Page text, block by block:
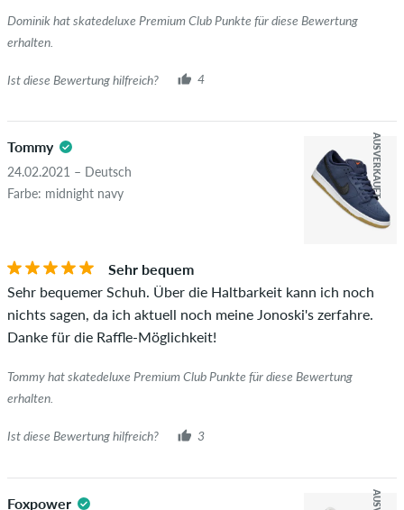
leider nicht garantieren, dass die Personen den Artikel
wirklich besitzen oder besessen haben.
Dominik hat skatedeluxe Premium Club Punkte für diese Bewertung
erhalten.
Ist diese Bewertung hilfreich? 4
Tommy
24.02.2021 – Deutsch
Farbe: midnight navy
AUSVERKAUFT
Sehr bequem
Sehr bequemer Schuh. Über die Haltbarkeit kann ich noch
nichts sagen, da ich aktuell noch meine Jonoski's zerfahre.
Danke für die Raffle-Möglichkeit!
Tommy hat skatedeluxe Premium Club Punkte für diese Bewertung
erhalten.
Ist diese Bewertung hilfreich? 3
Foxpower